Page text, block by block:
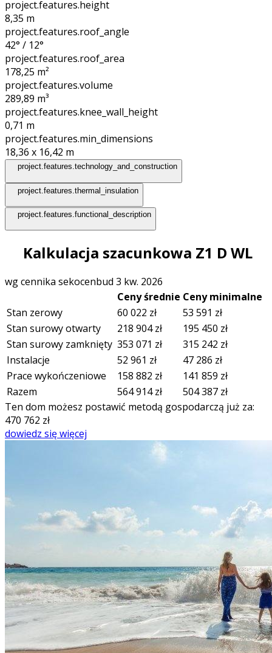
project.features.height
8,35 m
project.features.roof_angle
42° / 12°
project.features.roof_area
178,25 m²
project.features.volume
289,89 m³
project.features.knee_wall_height
0,71 m
project.features.min_dimensions
18,36 x 16,42 m
project.features.technology_and_construction
project.features.thermal_insulation
project.features.functional_description
Kalkulacja szacunkowa Z1 D WL
wg cennika sekocenbud 3 kw. 2026
Ceny średnie Ceny minimalne
Stan zerowy
60 022 zł 53 591 zł
Stan surowy otwarty
218 904zł 195 450 zł
Stan surowy zamknięty 353 071 zł 315 242 zł
Instalacje
52 961 zł 47 286 zł
Prace wykończeniowe
158 882 zł 141 859 zł
Razem
564 914zł 504 387 zł
Ten dom możesz postawić metodą gospodarczą już za:
470 762 zł
dowiedz się więcej